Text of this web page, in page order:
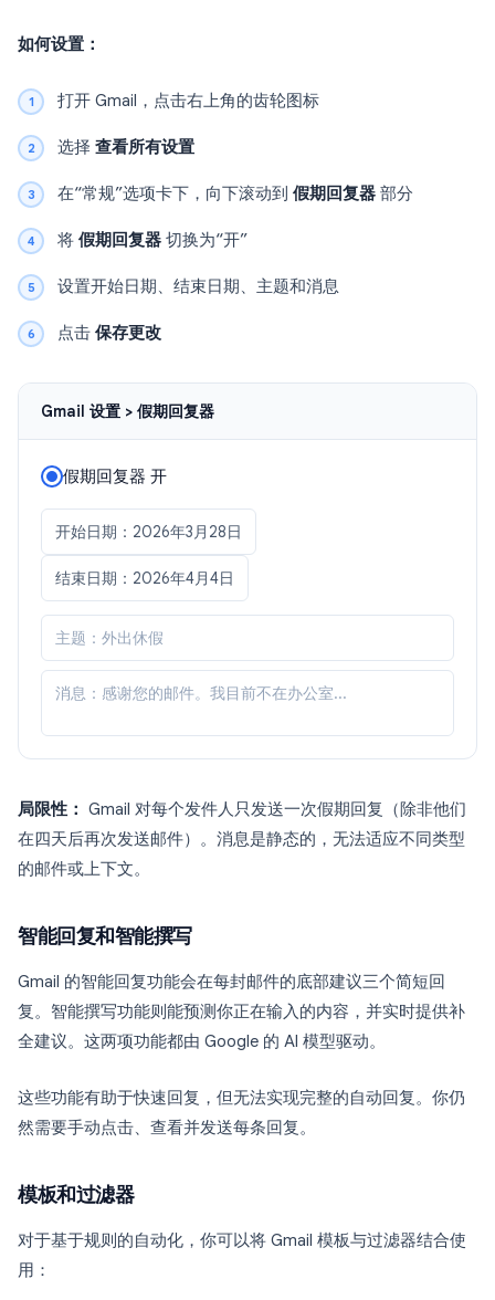
如何设置：
打开 Gmail，点击右上角的齿轮图标
选择 查看所有设置
在“常规”选项卡下，向下滚动到 假期回复器 部分
将 假期回复器 切换为“开”
设置开始日期、结束日期、主题和消息
点击 保存更改
Gmail 设置 > 假期回复器
假期回复器 开
开始日期：2026年3月28日
结束日期：2026年4月4日
主题：外出休假
消息：感谢您的邮件。我目前不在办公室...
局限性： Gmail 对每个发件人只发送一次假期回复（除非他们
在四天后再次发送邮件）。消息是静态的，无法适应不同类型
的邮件或上下文。
智能回复和智能撰写
Gmail 的智能回复功能会在每封邮件的底部建议三个简短回
复。智能撰写功能则能预测你正在输入的内容，并实时提供补
全建议。这两项功能都由 Google 的 AI 模型驱动。
这些功能有助于快速回复，但无法实现完整的自动回复。你仍
然需要手动点击、查看并发送每条回复。
模板和过滤器
对于基于规则的自动化，你可以将 Gmail 模板与过滤器结合使
用：